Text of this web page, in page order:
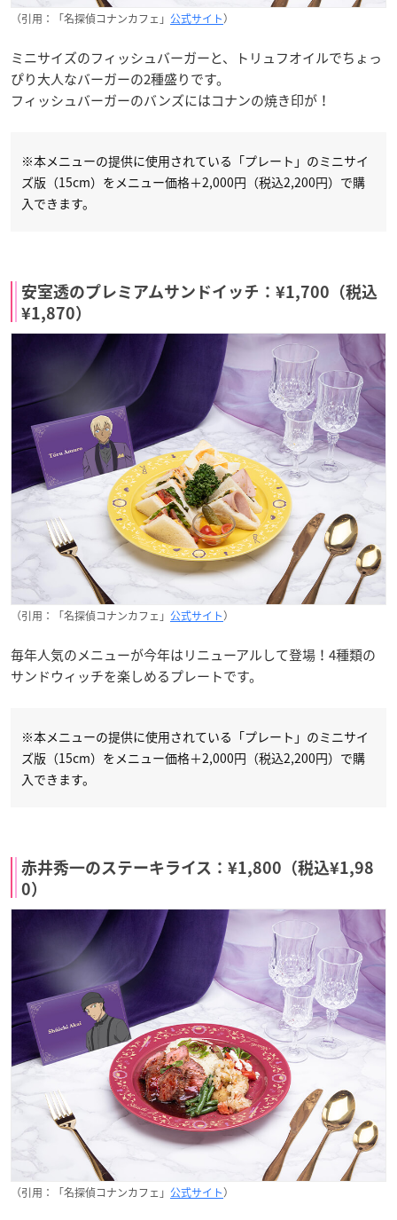
（引用：「名探偵コナンカフェ」 公式サイト）
ミニサイズのフィッシュバーガーと、トリュフオイルでちょっ
ぴり大人なバーガーの2種盛りです。
フィッシュバーガーのバンズにはコナンの焼き印が！
※本メニューの提供に使用されている「プレート」のミニサイ
ズ版（15cm）をメニュー価格＋2,000円（税込2,200円）で購
入できます。
安室透のプレミアムサンドイッチ：¥1,700（税込
¥1,870）
（引用：「名探偵コナンカフェ」 公式サイト）
毎年人気のメニューが今年はリニューアルして登場！4種類の
サンドウィッチを楽しめるプレートです。
※本メニューの提供に使用されている「プレート」のミニサイ
ズ版（15cm）をメニュー価格＋2,000円（税込2,200円）で購
入できます。
赤井秀一のステーキライス：¥1,800（税込¥1,98
0）
（引用：「名探偵コナンカフェ」 公式サイト）